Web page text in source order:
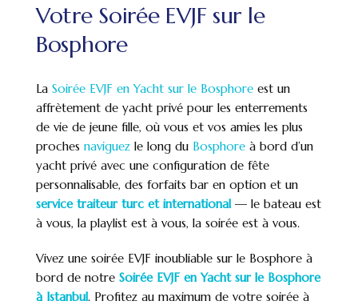
Votre Soirée EVJF sur le
Bosphore
La Soirée EVJF en Yacht sur le Bosphore est un
affrètement de yacht privé pour les enterrements
de vie de jeune fille, où vous et vos amies les plus
proches naviguez le long du Bosphore à bord d’un
yacht privé avec une configuration de fête
personnalisable, des forfaits bar en option et un
service traiteur turc et international — le bateau est
à vous, la playlist est à vous, la soirée est à vous.
Vivez une soirée EVJF inoubliable sur le Bosphore à
bord de notre Soirée EVJF en Yacht sur le Bosphore
à Istanbul. Profitez au maximum de votre soirée à